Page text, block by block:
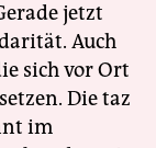
jetzt
Auch
sich vor Ort
Die taz
im